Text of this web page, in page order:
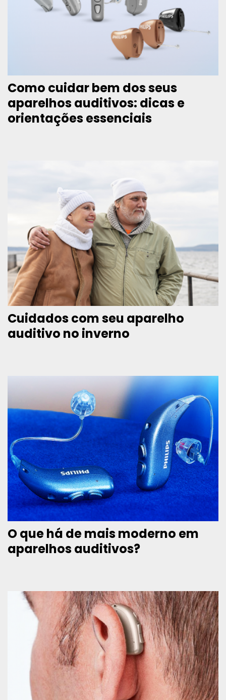
Como cuidar bem dos seus
aparelhos auditivos: dicas e
orientações essenciais
Cuidados com seu aparelho
auditivo no inverno
O que há de mais moderno em
aparelhos auditivos?